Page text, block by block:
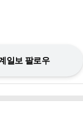
일보 팔로우